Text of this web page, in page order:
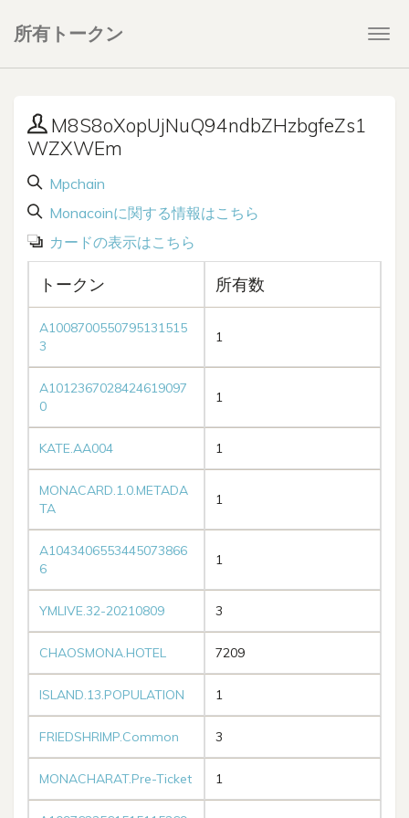
所有トークン
M8S8oXopUjNuQ94ndbZHzbgfeZs1
WZXWEm
Mpchain
Monacoinに関する情報はこちら
カードの表示はこちら
トークン 所有数
A1008700550795131515
3
1
A1012367028424619097
0
1
KATE.AA004 1
MONACARD.1.0.METADA
TA
1
A1043406553445073866
6
1
YMLIVE.32-20210809 3
CHAOSMONA.HOTEL 7209
ISLAND.13.POPULATION 1
FRIEDSHRIMP.Common 3
MONACHARAT.Pre-Ticket 1